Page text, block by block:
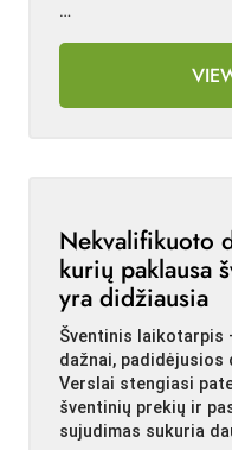
…
Nekvalifikuoto
kurių paklausa
yra didžiausia
Šventinis laikotarpis
dažnai, padidėjusios
Verslai stengiasi
šventinių prekių ir
sujudimas sukuria